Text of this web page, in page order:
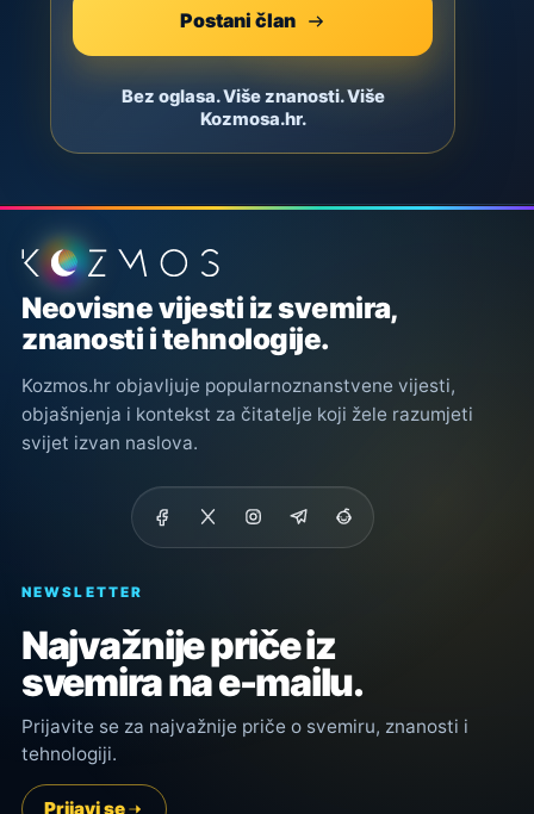
Postani član
Bez oglasa. Više znanosti. Više
Kozmosa.hr.
Podnožje stranice
Neovisne vijesti iz svemira,
znanosti i tehnologije.
Kozmos.hr objavljuje popularnoznanstvene vijesti,
objašnjenja i kontekst za čitatelje koji žele razumjeti
svijet izvan naslova.
NEWSLETTER
Najvažnije priče iz
svemira na e-mailu.
Prijavite se za najvažnije priče o svemiru, znanosti i
tehnologiji.
Prijavi se